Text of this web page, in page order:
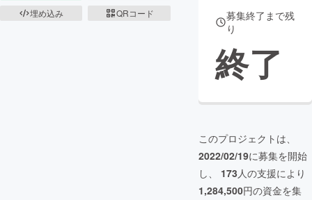
埋め込み
QRコード
募集終了まで残
り
終了
このプロジェクトは、
2022/02/19に募集を開始
し、 173人の支援により
1,284,500円の資金を集